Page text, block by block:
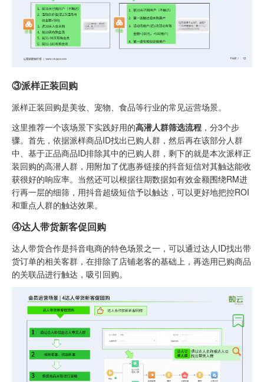
③派样正装回购
派样正装回购是美妆、宠物、食品等行业的常见运营场景。
这里推荐一个该场景下实践好用的高潜人群筛选流程 ，分3个步
骤。首先，依据派样商品ID找出已购人群，然后再在该部分人群
中、基于正品商品ID排除其中的已购人群，剩下的就是本次派样正
装回购的高潜人群，用附加了优惠券链接的抖音短信对其触达能收
获很好的响应率。当然还可以根据往期数据如有效金额围绕RM进
行再一层的细筛，用抖音超级短信予以触达，可以更好地把控ROI
和重点人群的触达效果。
④达人带货新客促回购
达人带货合作是抖音电商的特色场景之一，可以通过达人ID找出带
货订单的相关客群，在排除了店铺老客的基础上，再选用已购商品
的关联品进行触达，吸引回购。